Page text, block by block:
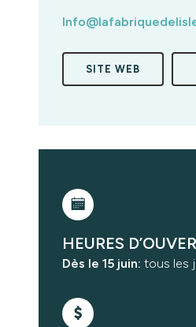
SITE WEB
HEURES
Dès le 15 juin: tous les